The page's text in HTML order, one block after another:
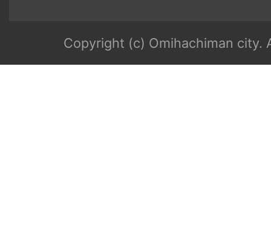
Copyright (c) Omihachiman city.